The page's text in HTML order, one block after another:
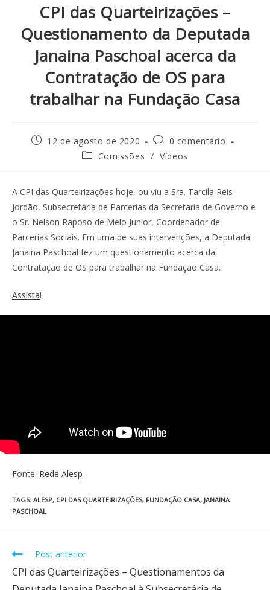
CPI das Quarteirizações –
Questionamento da Deputada
Janaina Paschoal acerca da
Contratação de OS para
trabalhar na Fundação Casa
12 de agosto de 2020
0 comentário
Comissões / Vídeos
A CPI das Quarteirizações hoje, ou viu a Sra. Tarcila Reis
Jordão, Subsecretária de Parcerias da Secretaria de Governo e
o Sr. Nelson Raposo de Melo Junior, Coordenador de
Parcerias Sociais. Em uma de suas intervenções, a Deputada
Janaina Paschoal fez um questionamento acerca da
Contratação de OS para trabalhar na Fundação Casa.
Assista!
Fonte: Rede Alesp
TAGS: ALESP, CPI DAS QUARTEIRIZAÇÕES, FUNDAÇÃO CASA, JANAINA
PASCHOAL
Post anterior
CPI das Quarteirizações – Questionamentos da